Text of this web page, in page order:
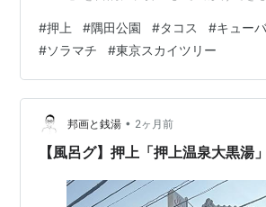
#押上 #隅田公園 #タコス #キュー
#ソラマチ #東京スカイツリー
邦画と銭湯 • 2ヶ月前
【風呂グ】押上「押上温泉大黒湯」